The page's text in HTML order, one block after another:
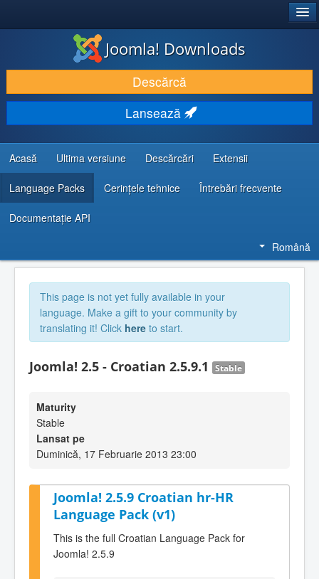
DESCARCĂ & ȘI EXTINDE
DESCOPERĂ & ÎNVAȚĂ
COMUNITATE & SUPORT
RESURSE DEZVOLTATORI
Joomla! Downloads
Descărcă
Lansează
Acasă Ultima versiune Descărcări Extensii
Language Packs Cerințele tehnice Întrebări frecvente
Documentaţie API
Română
This page is not yet fully available in your
language. Make a gift to your community by
translating it! Click here to start.
Joomla! 2.5 - Croatian 2.5.9.1 Stable
Maturity
Stable
Lansat pe
Duminică, 17 Februarie 2013 23:00
Joomla! 2.5.9 Croatian hr-HR
Language Pack (v1)
This is the full Croatian Language Pack for
Joomla! 2.5.9